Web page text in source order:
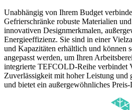
Unabhängig von Ihrem Budget
Gefrierschränke robuste Materialien
innovativen Designmerkmalen,
Energieeffizienz. Sie sind in einer
und Kapazitäten erhältlich und können
angepasst werden, um Ihren
integrierte TEFCOLD-Reihe verbindet
Zuverlässigkeit mit hoher Leistung und
und bietet ein außergewöhnliches